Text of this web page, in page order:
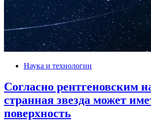
Наука и технологии
Согласно рентгеновским
странная звезда может
поверхность